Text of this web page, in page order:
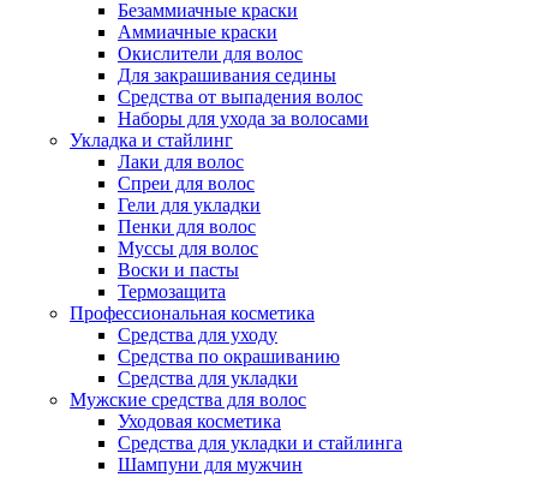
Безаммиачные краски
Аммиачные краски
Окислители для волос
Для закрашивания седины
Средства от выпадения волос
Наборы для ухода за волосами
Укладка и стайлинг
Лаки для волос
Спреи для волос
Гели для укладки
Пенки для волос
Муссы для волос
Воски и пасты
Термозащита
Профессиональная косметика
Средства для уходу
Средства по окрашиванию
Средства для укладки
Мужские средства для волос
Уходовая косметика
Средства для укладки и стайлинга
Шампуни для мужчин